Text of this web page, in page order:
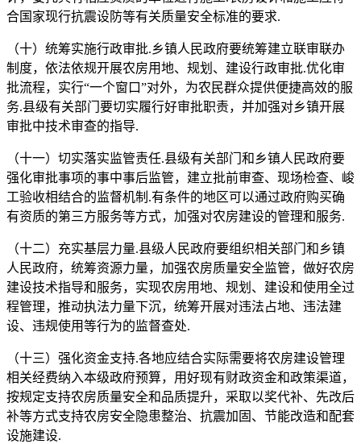
合国家现行抗震设防等有关质量安全标准的要求.
（十）统筹实施行政审批.乡镇人民政府要统筹建立联审联办
制度，依法依规开展农房用地、规划、建设行政审批.优化审
批流程，实行“一个窗口”对外，为农民群众提供便捷高效的服
务.县级有关部门要切实履行好审批职责，并加强对乡镇开展
审批中技术审查的指导.
（十一）切实落实监管责任.县级有关部门和乡镇人民政府要
强化审批事项的事中事后监管，建立批前审查、现场检查、峻
工验收相结合的监督机制.有条件的地区可以通过政府购买确
有资质的第三方服务等方式，加强对农房建设的管理和服务.
（十二）充实基层力量.县级人民政府要组织相关部门和乡镇
人民政府，统筹资源力量，加强农房质量安全监管，做好农房
建设技术指导和服务，实现农房用地、规划、建设和使用全过
程管理，推动执法力量下沉，统筹开展对违法占地、违法建
设、违规使用等行为的监督查处.
（十三）强化资金支持.各地应结合实际需要将农房建设管理
相关经费纳入本级政府预算，用好现有财政资金和政策渠道，
按规定支持农房质量安全和品质提升，采取以奖代补、先改后
补等方式支持农房安全隐患整治、抗震加固、节能改造和配套
设施建设.